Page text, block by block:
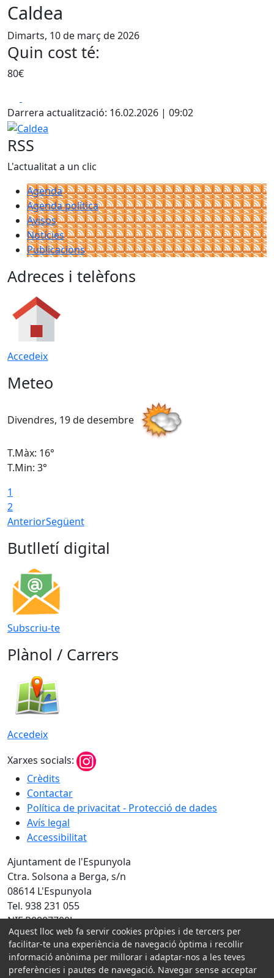
Caldea
Dimarts, 10 de març de 2026
Quin cost té:
80€
Darrera actualització: 16.02.2026 | 09:02
Caldea
RSS
L'actualitat a un clic
Agenda
Agenda política
Avisos
Notícies
Publicacions
Adreces i telèfons
Accedeix
Meteo
Divendres, 19 de desembre
T.Màx: 16°
T.Min: 3°
1
2
AnteriorSegüent
Butlletí digital
Subscriu-te
Plànol / Carrers
Accedeix
Xarxes socials:
Crèdits
Contactar
Política de privacitat - Protecció de dades
Avís legal
Accessibilitat
Ajuntament de l'Espunyola
Ctra. Solsona a Berga, s/n
08614 L'Espunyola
Tel. 938 231 055
NIF P0807700J
Amb la col·laboració de:
Aquest lloc web fa servir cookies pròpies i de tercers per
facilitar-te una experiència de navegació òptima i recollir
informació anònima per millorar i adaptar-nos a les teves
preferències i pautes de navegació. Navegar sense acceptar